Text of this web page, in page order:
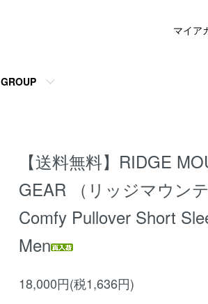
GROUP
マイア
【送料無料】RIDGE
GEAR （リッジマウンテ
Comfy Pullover Short
Men
18,000円(税1,636円)